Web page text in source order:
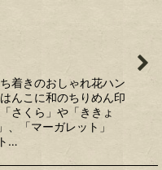
着きのおしゃれ花ハン
んこに和のちりめん印
さくら」や「ききょ
、「マーガレット」
…